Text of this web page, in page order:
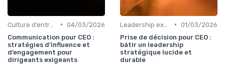
• 04/03/2026
Communication pour CEO :
stratégies d’influence et
d’engagement pour
dirigeants exigeants
• 01/03/2026
Prise de décision pour CEO :
bâtir un leadership
stratégique lucide et
durable